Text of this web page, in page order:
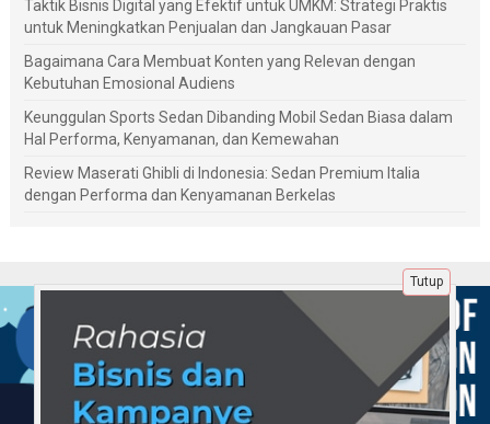
Taktik Bisnis Digital yang Efektif untuk UMKM: Strategi Praktis
untuk Meningkatkan Penjualan dan Jangkauan Pasar
Bagaimana Cara Membuat Konten yang Relevan dengan
Kebutuhan Emosional Audiens
Keunggulan Sports Sedan Dibanding Mobil Sedan Biasa dalam
Hal Performa, Kenyamanan, dan Kemewahan
Review Maserati Ghibli di Indonesia: Sedan Premium Italia
dengan Performa dan Kenyamanan Berkelas
Tutup